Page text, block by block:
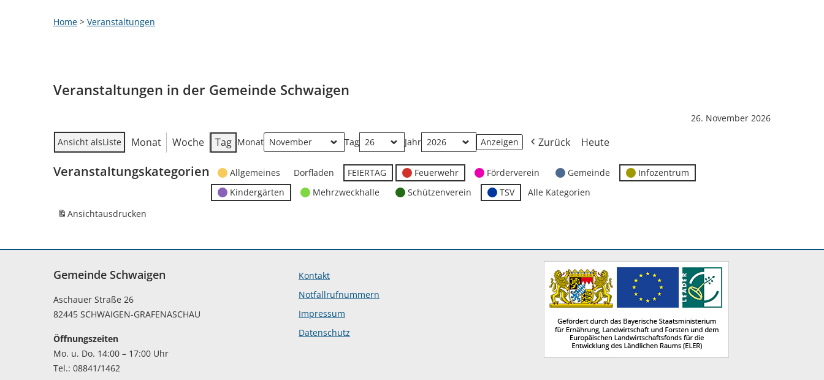
Home > Veranstaltungen
Veranstaltungen in der Gemeinde Schwaigen
26. November 2026
Ansicht alsListe Monat Woche Tag Monat Tag Jahr Zurück Heute
Veranstaltungskategorien Allgemeines Dorfladen FEIERTAG Feuerwehr Förderverein Gemeinde
Infozentrum
Kindergärten
Mehrzweckhalle Schützenverein TSV
Alle Kategorien
Ansichtausdrucken
Gemeinde Schwaigen
Aschauer Straße 26
82445 SCHWAIGEN-GRAFENASCHAU
Öffnungszeiten
Mo. u. Do. 14:00 – 17:00 Uhr
Tel.: 08841/1462
Kontakt
Notfallrufnummern
Impressum
Datenschutz